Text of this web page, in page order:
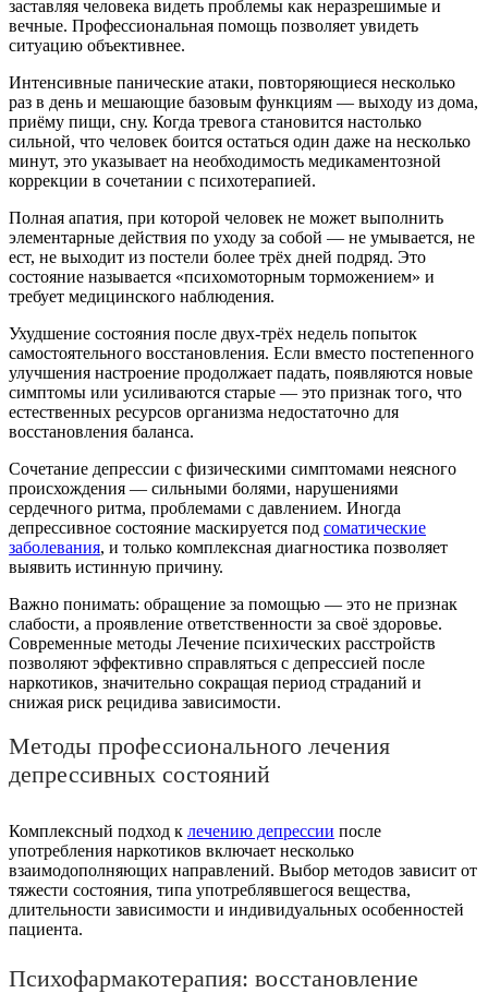
заставляя человека видеть проблемы как неразрешимые и
вечные. Профессиональная помощь позволяет увидеть
ситуацию объективнее.
Интенсивные панические атаки, повторяющиеся несколько
раз в день и мешающие базовым функциям — выходу из дома,
приёму пищи, сну. Когда тревога становится настолько
сильной, что человек боится остаться один даже на несколько
минут, это указывает на необходимость медикаментозной
коррекции в сочетании с психотерапией.
Полная апатия, при которой человек не может выполнить
элементарные действия по уходу за собой — не умывается, не
ест, не выходит из постели более трёх дней подряд. Это
состояние называется «психомоторным торможением» и
требует медицинского наблюдения.
Ухудшение состояния после двух-трёх недель попыток
самостоятельного восстановления. Если вместо постепенного
улучшения настроение продолжает падать, появляются новые
симптомы или усиливаются старые — это признак того, что
естественных ресурсов организма недостаточно для
восстановления баланса.
Сочетание депрессии с физическими симптомами неясного
происхождения — сильными болями, нарушениями
сердечного ритма, проблемами с давлением. Иногда
депрессивное состояние маскируется под соматические
заболевания, и только комплексная диагностика позволяет
выявить истинную причину.
Важно понимать: обращение за помощью — это не признак
слабости, а проявление ответственности за своё здоровье.
Современные методы Лечение психических расстройств
позволяют эффективно справляться с депрессией после
наркотиков, значительно сокращая период страданий и
снижая риск рецидива зависимости.
Методы профессионального лечения
депрессивных состояний
Комплексный подход к лечению депрессии после
употребления наркотиков включает несколько
взаимодополняющих направлений. Выбор методов зависит от
тяжести состояния, типа употреблявшегося вещества,
длительности зависимости и индивидуальных особенностей
пациента.
Психофармакотерапия: восстановление